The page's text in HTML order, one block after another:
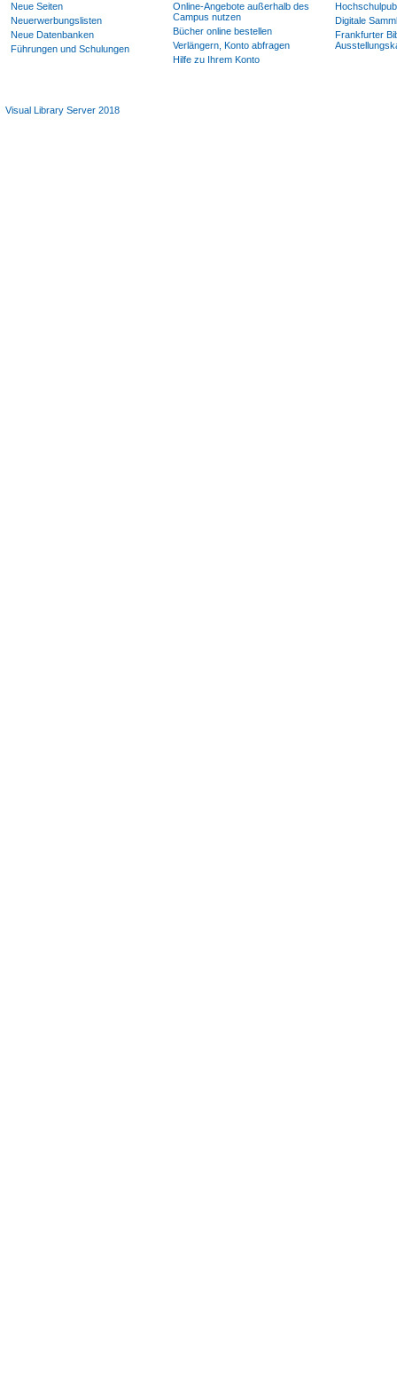
Neue Seiten
Neuerwerbungslisten
Neue Datenbanken
Führungen und Schulungen
Online-Angebote außerhalb des
Campus nutzen
Bücher online bestellen
Verlängern, Konto abfragen
Hilfe zu Ihrem Konto
Digitale
Frankfurter
Visual Library Server 2018